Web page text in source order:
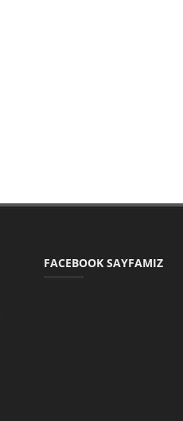
FACEBOOK SAYFAMIZ